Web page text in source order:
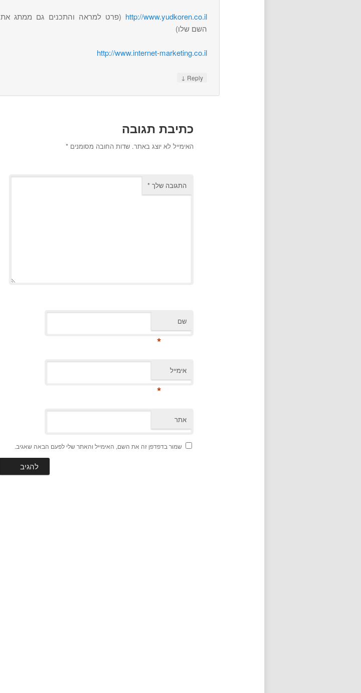
http://www.yudkoren.co.il (פרט למראה והתכנים גם ממתג את
השם שלו)
http://www.internet-marketing.co.il
Reply
↓
כתיבת תגובה
האימייל לא יוצג באתר. שדות החובה מסומנים *
התגובה שלך *
שם
*
אימייל
*
אתר
שמור בדפדפן זה את השם, האימייל והאתר שלי לפעם הבאה שאגיב.